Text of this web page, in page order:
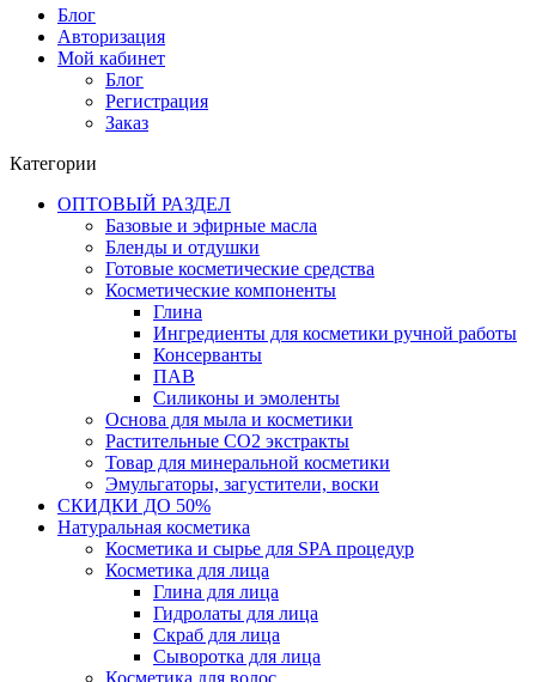
Блог
Авторизация
Мой кабинет
Блог
Регистрация
Заказ
Категории
ОПТОВЫЙ РАЗДЕЛ
Базовые и эфирные масла
Бленды и отдушки
Готовые косметические средства
Косметические компоненты
Глина
Ингредиенты для косметики ручной работы
Консерванты
ПАВ
Силиконы и эмоленты
Основа для мыла и косметики
Растительные СО2 экстракты
Товар для минеральной косметики
Эмульгаторы, загустители, воски
СКИДКИ ДО 50%
Натуральная косметика
Косметика и сырье для SPA процедур
Косметика для лица
Глина для лица
Гидролаты для лица
Скраб для лица
Сыворотка для лица
Косметика для волос